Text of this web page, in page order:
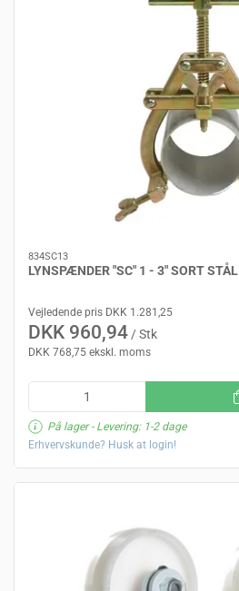
834SC13
LYNSPÆNDER "SC" 1 - 3" SORT STÅL
Vejledende pris DKK 1.281,25
DKK 960,94/ Stk
DKK 768,75 ekskl. moms
På lager- Levering: 1-2 dage
Erhvervskunde? Husk at login!